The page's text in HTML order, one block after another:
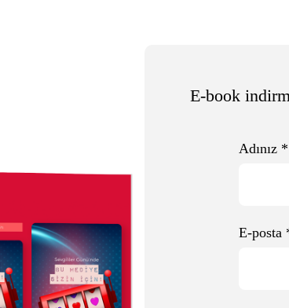
E-book
Adınız *
E-posta